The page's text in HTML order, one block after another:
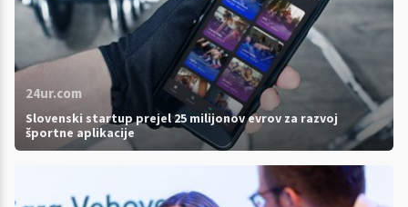
24ur.com
Slovenski startup prejel 25 milijonov evrov za razvoj
športne aplikacije